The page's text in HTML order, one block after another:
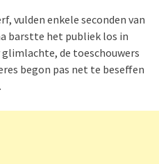
vulden enkele seconden van
barstte het publiek los in
glimlachte, de toeschouwers
begon pas net te beseffen